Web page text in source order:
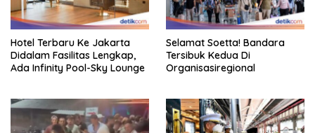
Hotel Terbaru Ke Jakarta
Didalam Fasilitas Lengkap,
Ada Infinity Pool-Sky Lounge
Selamat Soetta! Bandara
Tersibuk Kedua Di
Organisasiregional